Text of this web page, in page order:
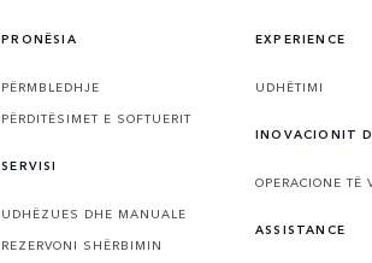
PRONËSIA
PËRMBLEDHJE
PËRDITËSIMET E SOFTUERIT
SERVISI
UDHËZUES DHE MANUALE
REZERVONI SHËRBIMIN
EXPERIENCE
UDHËTIMI
INOVACIONIT
OPERACIONE TË
ASSISTANCE